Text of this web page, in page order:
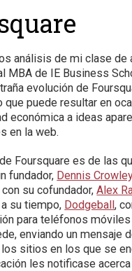
análisis de mi clase de
MBA de IE Business
evolución de
que puede resultar en
económica a ideas
en la web.
Foursquare es de las
fundador, Dennis
su cofundador,Alex
su tiempo, Dodgeball,
para teléfonos
enviando un mensaje
sitios en los que se
les notificase